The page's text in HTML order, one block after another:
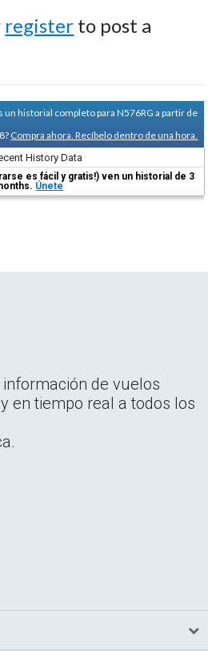
register to post a
un historial completo para N576RG a partir de
Compra ahora. Recíbelo dentro de una hora.
History Data
es fácil y gratis!) ven un historial de 3
Únete
de vuelos
en tiempo real a todos los